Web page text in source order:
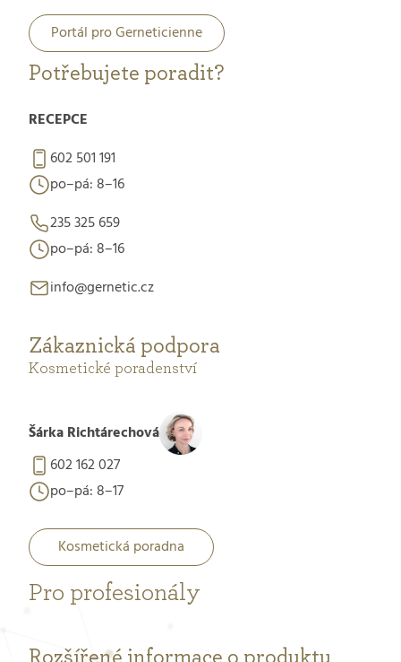
Portál pro Gerneticienne
Potřebujete poradit?
RECEPCE
602 501 191
po–pá: 8–16
235 325 659
po–pá: 8–16
info@gernetic.cz
Zákaznická podpora
Kosmetické poradenství
Šárka Richtárechová
602 162 027
po–pá: 8–17
Kosmetická poradna
Pro profesionály